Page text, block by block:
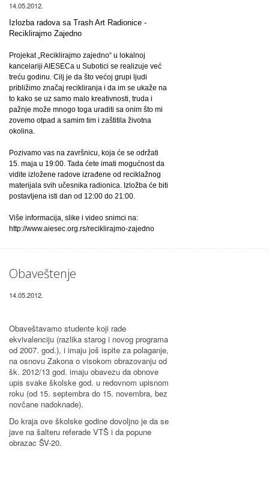
14.05.2012.
Izlozba radova sa Trash Art Radionice -
Reciklirajmo Zajedno
Projekat „Reciklirajmo zajedno“ u lokalnoj
kancelariji AIESECa u Subotici se realizuje već
treću godinu. Cilj je da što većoj grupi ljudi
približimo značaj recikliranja i da im se ukaže na
to kako se uz samo malo kreativnosti, truda i
pažnje može mnogo toga uraditi sa onim što mi
zovemo otpad a samim tim i zaštitila životna
okolina.
Pozivamo vas na završnicu, koja će se održati
15. maja u 19:00. Tada ćete imati mogućnost da
vidite izložene radove izrađene od reciklažnog
materijala svih učesnika radionica. Izložba će biti
postavljena isti dan od 12:00 do 21:00.
Više informacija, slike i video snimci na:
http://www.aiesec.org.rs/reciklirajmo-zajedno
Obaveštenje
14.05.2012.
Obaveštavamo studente koji rade
ekvivalenciju (razlika starog i novog programa
od 2007. god.), i imaju još ispite za polaganje,
na osnovu Zakona o visokom obrazovanju od
šk. 2012/13 god. imaju obavezu da obnove
upis svake školske god. u redovnom upisnom
roku (od 15. septembra do 15. novembra, bez
novčane nadoknade).
Do kraja ove školske godine dovoljno je da se
jave na šalteru referade VTŠ i da popune
obrazac ŠV-20.